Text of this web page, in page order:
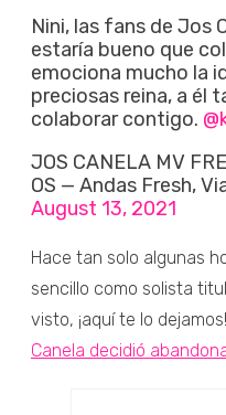
Nini, las fans de Jos
estaría bueno que
emociona mucho la
preciosas reina, a él
colaborar contigo.
JOS CANELA MV
OS — Andas Fresh,
August 13, 2021
Hace tan solo algunas
sencillo como solista
visto, ¡aquí te lo
Canela decidió